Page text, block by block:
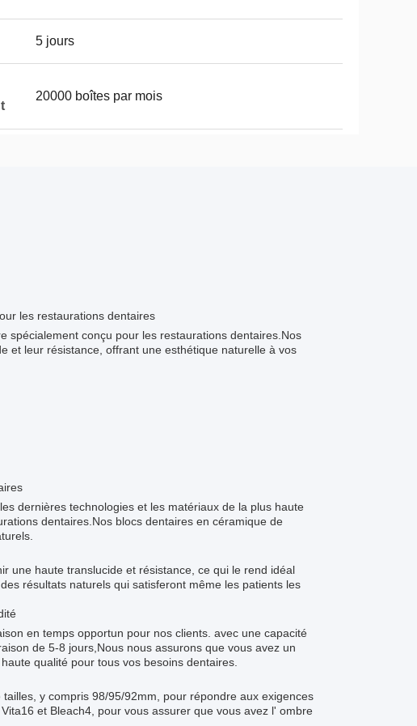
5 jours
20000 boîtes par mois
les restaurations dentaires
spécialement conçu pour les restaurations dentaires.Nos
et leur résistance, offrant une esthétique naturelle à vos
dernières technologies et les matériaux de la plus haute
dentaires.Nos blocs dentaires en céramique de
une haute translucide et résistance, ce qui le rend idéal
résultats naturels qui satisferont même les patients les
en temps opportun pour nos clients. avec une capacité
de 5-8 jours,Nous nous assurons que vous avez un
qualité pour tous vos besoins dentaires.
y compris 98/95/92mm, pour répondre aux exigences
et Bleach4, pour vous assurer que vous avez l' ombre